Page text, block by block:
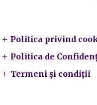
Politica privind
Politica de
Termeni și condiții